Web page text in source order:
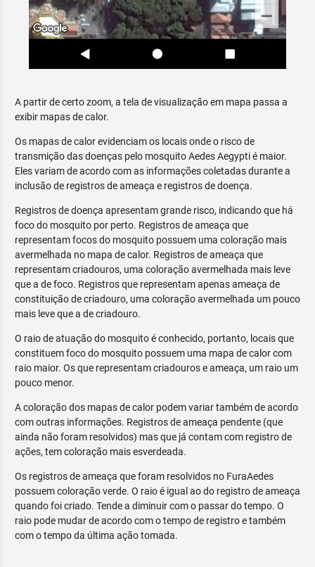
A partir de certo zoom, a tela de visualização em mapa passa a
exibir mapas de calor.
Os mapas de calor evidenciam os locais onde o risco de
transmição das doenças pelo mosquito Aedes Aegypti é maior.
Eles variam de acordo com as informações coletadas durante a
inclusão de registros de ameaça e registros de doença.
Registros de doença apresentam grande risco, indicando que há
foco do mosquito por perto. Registros de ameaça que
representam focos do mosquito possuem uma coloração mais
avermelhada no mapa de calor. Registros de ameaça que
representam criadouros, uma coloração avermelhada mais leve
que a de foco. Registros que representam apenas ameaça de
constituição de criadouro, uma coloração avermelhada um pouco
mais leve que a de criadouro.
O raio de atuação do mosquito é conhecido, portanto, locais que
constituem foco do mosquito possuem uma mapa de calor com
raio maior. Os que representam criadouros e ameaça, um raio um
pouco menor.
A coloração dos mapas de calor podem variar também de acordo
com outras informações. Registros de ameaça pendente (que
ainda não foram resolvidos) mas que já contam com registro de
ações, tem coloração mais esverdeada.
Os registros de ameaça que foram resolvidos no FuraAedes
possuem coloração verde. O raio é igual ao do registro de ameaça
quando foi criado. Tende a diminuir com o passar do tempo. O
raio pode mudar de acordo com o tempo de registro e também
com o tempo da última ação tomada.